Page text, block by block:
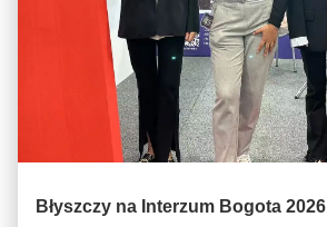
Błyszczy na Interzum Bogota 2026